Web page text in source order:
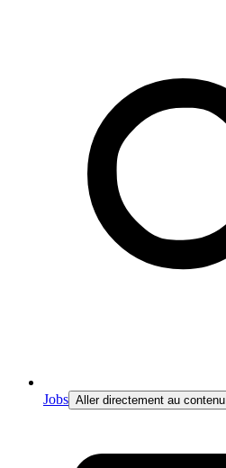
Jobs Aller directement au contenu